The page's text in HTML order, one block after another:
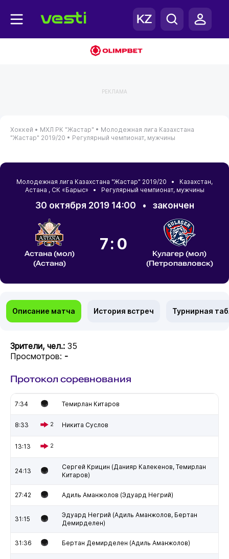
РЕКЛАМА
Хоккей • МХЛ РК "Жастар" • Молодежная лига Казахстана
"Жастар" 2019/20 • Регулярный чемпионат, мужчины
Молодежная лига Казахстана "Жастар" 2019/20 • Казахстан,
Астана , СК «Барыс» • Регулярный чемпионат, мужчины
30 октября 2019 14:00 • закончен
Астана (мол)
(Астана)
7:0
Кулагер (мол)
(Петропавловск)
Описание матча История встреч Турнирная
Зрители, чел.: 35
Просмотров: -
Протокол соревнования
7:34 Темирлан Китаров
8:33 2 Никита Суслов
13:13 2
24:13
Сергей Крицин (Данияр Калекенов, Темирлан
Китаров)
27:42 Адиль Аманжолов (Эдуард Негрий)
31:15
Эдуард Негрий (Адиль Аманжолов, Бертан
Демирделен)
31:36 Бертан Демирделен (Адиль Аманжолов)